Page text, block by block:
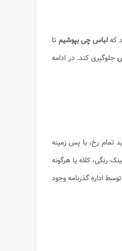
کهلباس چی بپوشیم تا
جلوگیری کند. در ادامه
تمام رخ، با پس زمینه
رنگی، کلاه یا هرگونه
توسط اداره گذرنامه وجود